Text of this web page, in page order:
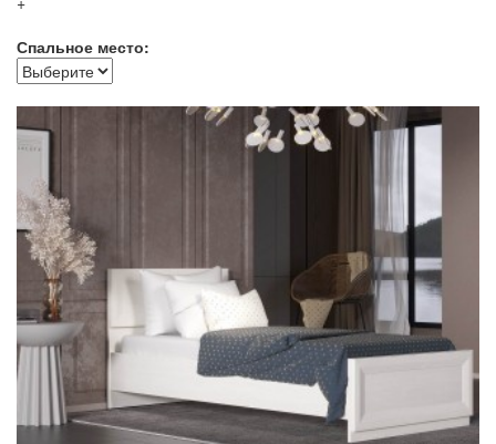
Спальное место: